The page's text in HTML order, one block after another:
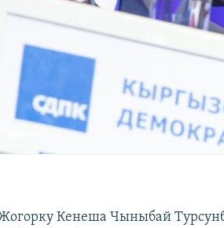
Кенеша Чыныбай